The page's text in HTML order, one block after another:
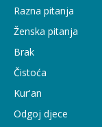
Razna pitanja
Ženska pitanja
Brak
Čistoća
Kur'an
Odgoj djece